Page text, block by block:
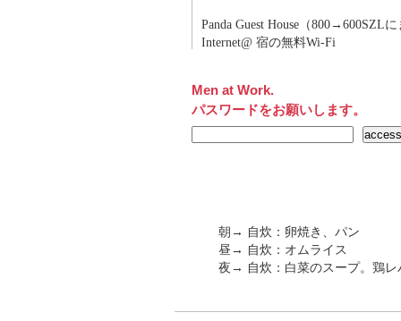
Panda Guest House（800→600SZL
Internet@ 宿の無料Wi-Fi
Men at Work.
パスワードをお願いします。
朝→ 自炊：卵焼き、パン
昼→ 自炊：オムライス
夜→ 自炊：白菜のスープ。鶏レ